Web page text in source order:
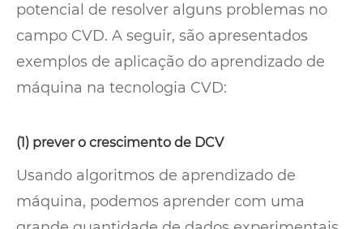
potencial de resolver alguns problemas no
campo CVD. A seguir, são apresentados
exemplos de aplicação do aprendizado de
máquina na tecnologia CVD:
(1) prever o crescimento de DCV
Usando algoritmos de aprendizado de
máquina, podemos aprender com uma